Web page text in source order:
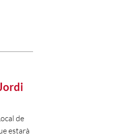
de
estarà